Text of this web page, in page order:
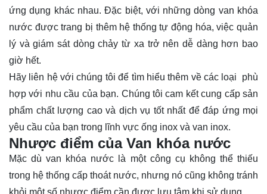
ứng dụng khác nhau. Đặc biệt, với những dòng van khóa
nước được trang bị thêm hệ thống tự động hóa, việc quản
lý và giám sát dòng chảy từ xa trở nên dễ dàng hơn bao
giờ hết.
Hãy liên hệvới chúng tôi để tìm hiểu thêm về các loại phù
hợp với nhu cầu của bạn. Chúng tôi cam kết cung cấp sản
phẩm chất lượng cao và dịch vụ tốt nhất để đáp ứng mọi
yêu cầu của bạn trong lĩnh vực ống inox và van inox.
Nhược điểm của Van khóa nước
Mặc dù van khóa nước là một công cụ không thể thiếu
trong hệ thống cấp thoát nước, nhưng nó cũng không tránh